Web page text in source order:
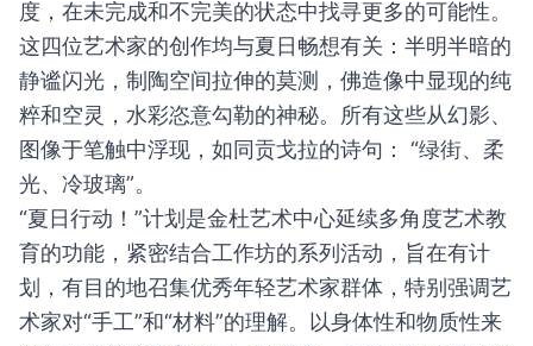
度，在未完成和不完美的状态中找寻更多的可能性。
这四位艺术家的创作均与夏日畅想有关：半明半暗的
静谧闪光，制陶空间拉伸的莫测，佛造像中显现的纯
粹和空灵，水彩恣意勾勒的神秘。所有这些从幻影、
图像于笔触中浮现，如同贡戈拉的诗句： “绿街、柔
光、冷玻璃”。
“夏日行动！”计划是金杜艺术中心延续多角度艺术教
育的功能，紧密结合工作坊的系列活动，旨在有计
划，有目的地召集优秀年轻艺术家群体，特别强调艺
术家对“手工”和“材料”的理解。以身体性和物质性来